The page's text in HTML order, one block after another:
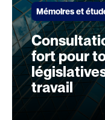
Mémoires et
fort pour
travail